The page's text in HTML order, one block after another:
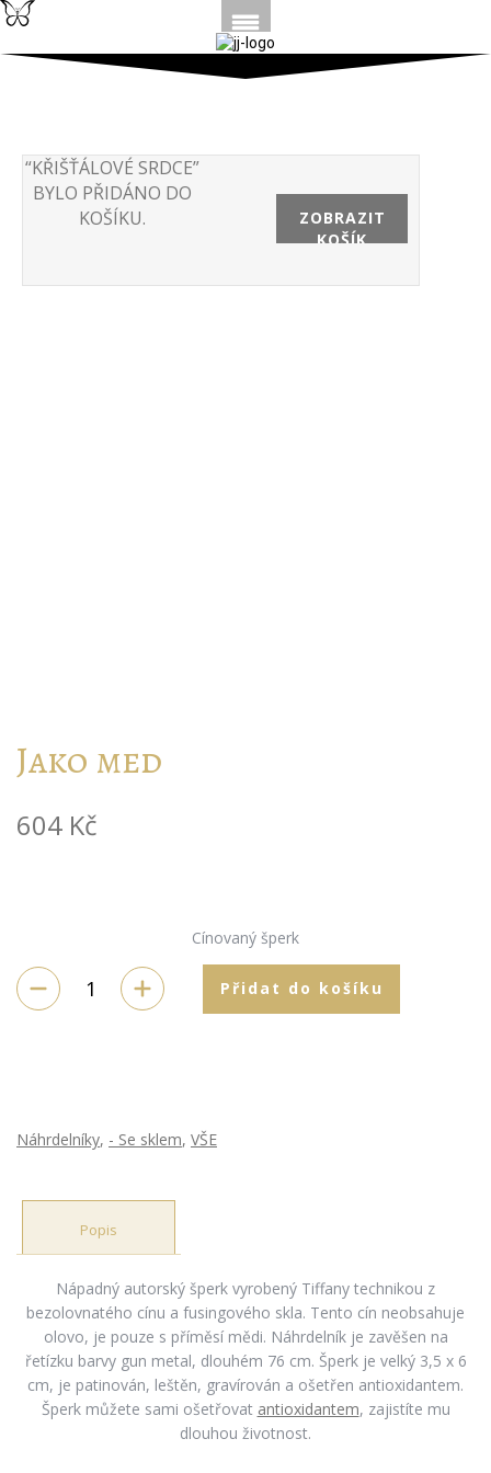
“KŘIŠŤÁLOVÉ SRDCE”
BYLO PŘIDÁNO DO
KOŠÍKU.
ZOBRAZIT
KOŠÍK
Jako med
604 Kč
Cínovaný šperk
Přidat do košíku
Náhrdelníky, - Se sklem, VŠE
Popis
Nápadný autorský šperk vyrobený Tiffany technikou z
bezolovnatého cínu a fusingového skla. Tento cín neobsahuje
olovo, je pouze s příměsí mědi. Náhrdelník je zavěšen na
řetízku barvy gun metal, dlouhém 76 cm. Šperk je velký 3,5 x 6
cm, je patinován, leštěn, gravírován a ošetřen antioxidantem.
Šperk můžete sami ošetřovat antioxidantem, zajistíte mu
dlouhou životnost.